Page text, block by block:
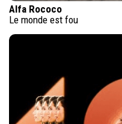
Alfa Rococo
Le monde est fou